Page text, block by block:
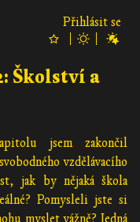
Přihlásit se
Školství a
jsem zakončil
vzdělávacího
jak by nějaká škola
Pomysleli jste si
myslet vážně? Jedná